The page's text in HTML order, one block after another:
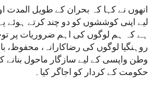
انھوں نے کہا کہ بحران کے طویل المدت
لیے اپنی کوششوں کو دو چند کرتے
ہے کہ ہم لوگوں کی اہم ضروریات پر
روہنگیا لوگوں کی رضاکارانہ، محفوظ،
وطن واپسی کے لیے سازگار ماحول بنانے
حکومت کے کردار کو اجاگر کیا۔